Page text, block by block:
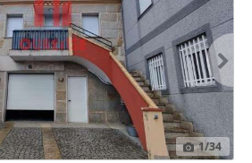
1/34